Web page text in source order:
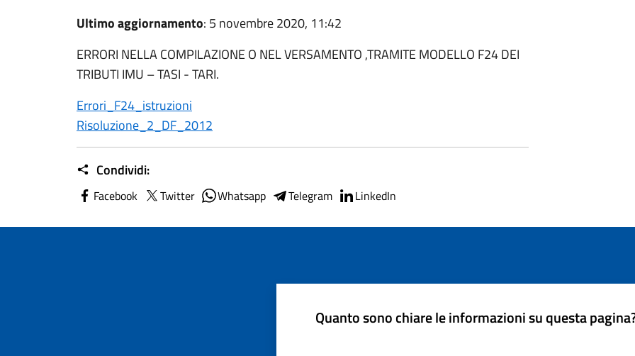
Ultimo aggiornamento: 5 novembre 2020, 11:42
ERRORI NELLA COMPILAZIONE O NEL VERSAMENTO ,TRAMITE MODELLO F24 DEI
TRIBUTI IMU – TASI - TARI.
Errori_F24_istruzioni
Risoluzione_2_DF_2012
Condividi:
Facebook Twitter Whatsapp Telegram LinkedIn
Quanto sono chiare le informazioni su questa